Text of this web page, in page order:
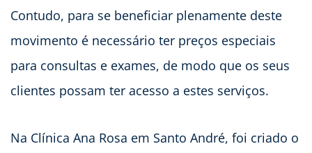
Contudo, para se beneficiar plenamente deste
movimento é necessário ter preços especiais
para consultas e exames, de modo que os seus
clientes possam ter acesso a estes serviços.
Na Clínica Ana Rosa em Santo André, foi criado o